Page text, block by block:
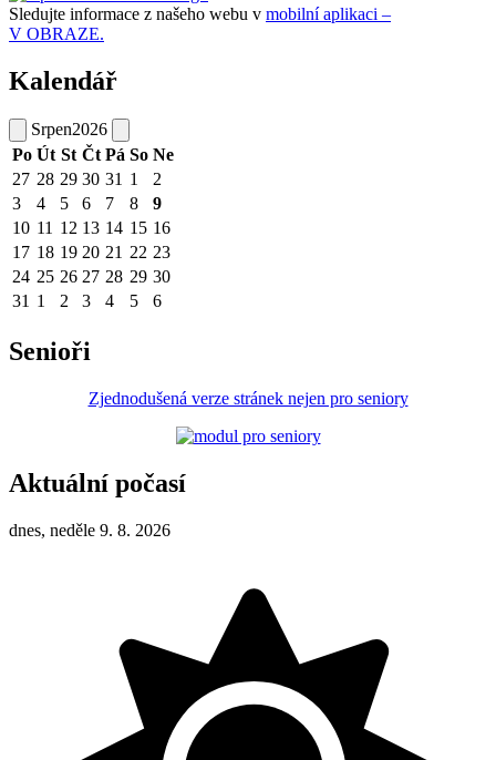
Sledujte informace z našeho webu v mobilní aplikaci –
V OBRAZE.
Kalendář
Srpen2026
Po Út St Čt Pá So Ne
27 28 29 30 31 1
2
3
4 5 6 7 8
9
10 11 12 13 14 15 16
17 18 19 20 21 22 23
24 25 26 27 28 29 30
31 1 2 3 4 5 6
Senioři
Zjednodušená verze stránek nejen pro seniory
Aktuální počasí
dnes, neděle 9. 8. 2026